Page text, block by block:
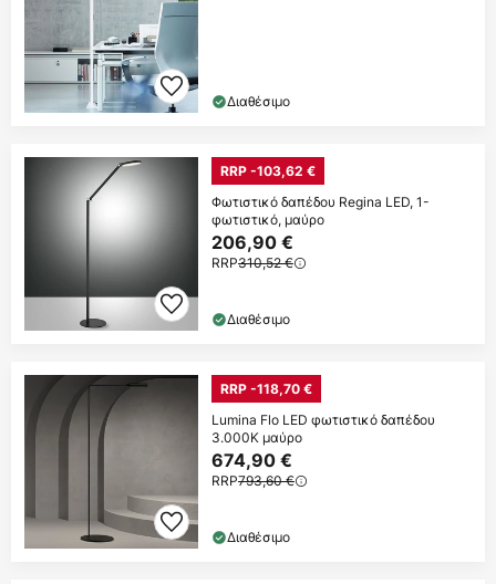
Διαθέσιμο
RRP -103,62 €
Φωτιστικό δαπέδου Regina LED, 1-
φωτιστικό, μαύρο
206,90 €
RRP310,52 €
Διαθέσιμο
RRP -118,70 €
Lumina Flo LED φωτιστικό δαπέδου
3.000K μαύρο
674,90 €
RRP793,60 €
Διαθέσιμο